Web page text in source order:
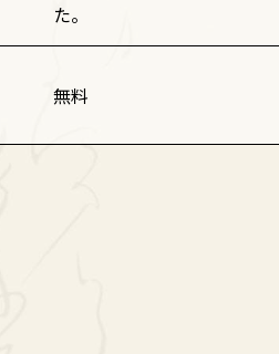
た。
無料